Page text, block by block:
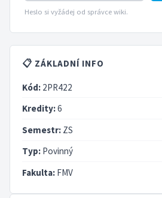
Heslo si vyžádej od správce wiki.
📋 ZÁKLADNÍ INFO
Kód: 2PR422
Kredity:6
Semestr: ZS
Typ: Povinný
Fakulta: FMV